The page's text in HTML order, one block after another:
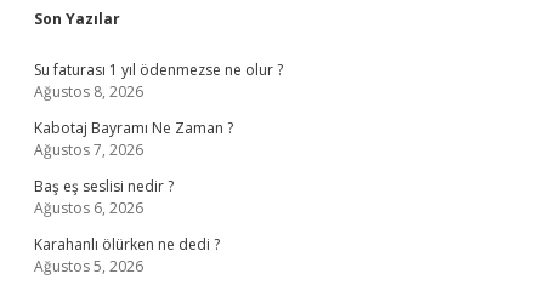
Sidebar
Son Yazılar
Su faturası 1 yıl ödenmezse ne olur ?
Ağustos 8, 2026
Kabotaj Bayramı Ne Zaman ?
Ağustos 7, 2026
Baş eş seslisi nedir ?
Ağustos 6, 2026
Karahanlı ölürken ne dedi ?
Ağustos 5, 2026